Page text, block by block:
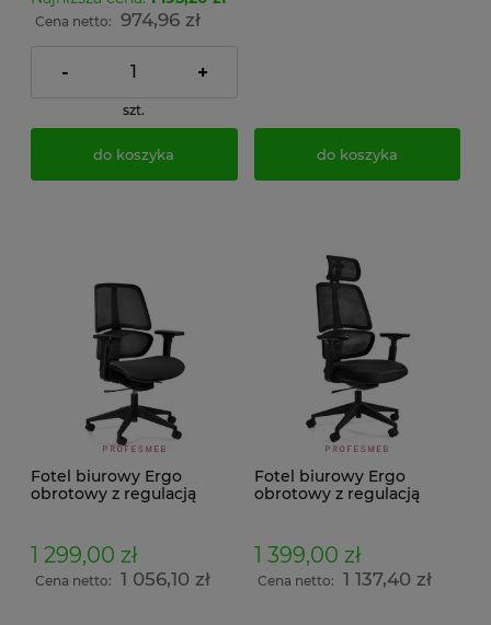
Cena netto: 974,96 zł
- +
szt.
do koszyka do koszyka
Fotel biurowy Ergo
obrotowy z regulacją
oparcia lędźwiowego z
mechanizmem Synchro
tapicerowane siatką
1 299,00 zł
Cena netto: 1 056,10 zł
Fotel biurowy Ergo
obrotowy z regulacją
siedziska, oparcia
lędźwiowego z
mechanizmem Synchro
1 399,00 zł
Cena netto: 1 137,40 zł